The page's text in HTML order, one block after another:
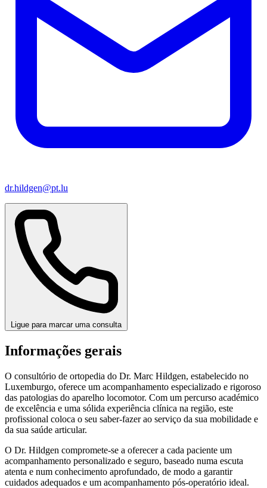
dr.hildgen@pt.lu
Ligue para marcar uma consulta
Informações gerais
O consultório de ortopedia do Dr. Marc Hildgen, estabelecido no
Luxemburgo, oferece um acompanhamento especializado e rigoroso
das patologias do aparelho locomotor. Com um percurso académico
de excelência e uma sólida experiência clínica na região, este
profissional coloca o seu saber-fazer ao serviço da sua mobilidade e
da sua saúde articular.
O Dr. Hildgen compromete-se a oferecer a cada paciente um
acompanhamento personalizado e seguro, baseado numa escuta
atenta e num conhecimento aprofundado, de modo a garantir
cuidados adequados e um acompanhamento pós-operatório ideal.